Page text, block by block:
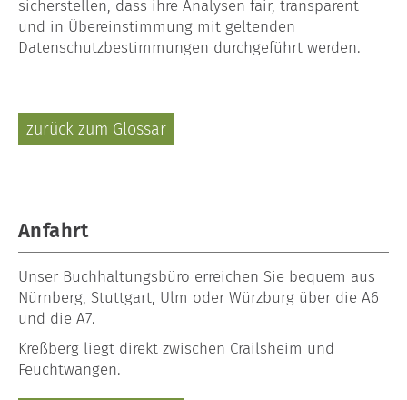
sicherstellen, dass ihre Analysen fair, transparent
und in Übereinstimmung mit geltenden
Datenschutzbestimmungen durchgeführt werden.
zurück zum Glossar
Anfahrt
Unser Buchhaltungsbüro erreichen Sie bequem aus
Nürnberg, Stuttgart, Ulm oder Würzburg über die A6
und die A7.
Kreßberg liegt direkt zwischen Crailsheim und
Feuchtwangen.